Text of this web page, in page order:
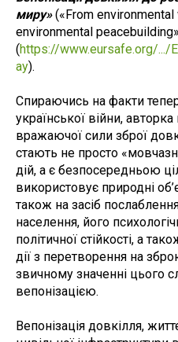
миру»(«From
environmental peacebuilding»
(https://www.eursafe.org/.../
ay).
Спираючись на факти
української війни,
вражаючої сили зброї
стають не просто
дій, а є безпосередньою
використовує природні
також на засіб
населення, його
політичної стійкості, а
дії з перетворення на
звичному значенні цього
вепонізацією.
Вепонізація довкілля,